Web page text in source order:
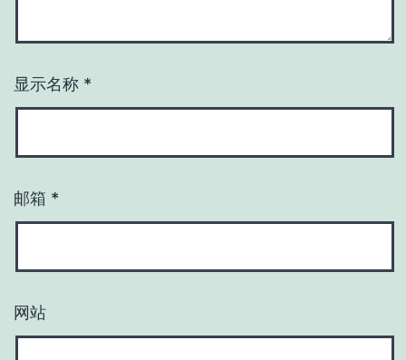
显示名称 *
邮箱 *
网站